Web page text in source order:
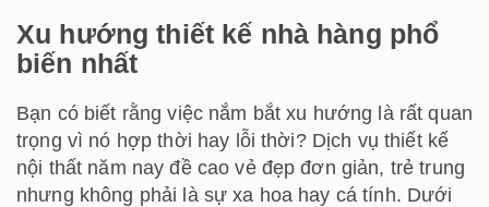
Xu hướng thiết kế nhà hàng phổ
biến nhất
Bạn có biết rằng việc nắm bắt xu hướng là rất quan
trọng vì nó hợp thời hay lỗi thời? Dịch vụ thiết kế
nội thất năm nay đề cao vẻ đẹp đơn giản, trẻ trung
nhưng không phải là sự xa hoa hay cá tính. Dưới